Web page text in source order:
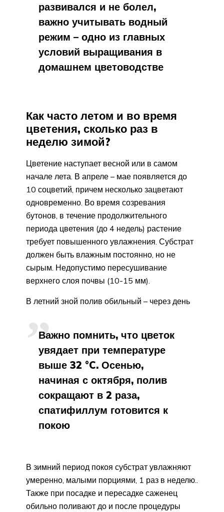
развивался и не болел,
важно учитывать водный
режим – одно из главных
условий выращивания в
домашнем цветоводстве
Как часто летом и во время
цветения, сколько раз в
неделю зимой?
Цветение наступает весной или в самом
начале лета. В апреле – мае появляется до
10 соцветий, причем несколько зацветают
одновременно. Во время созревания
бутонов, в течение продолжительного
периода цветения (до 4 недель) растение
требует повышенного увлажнения. Субстрат
должен быть влажным постоянно, но не
сырым. Недопустимо пересушивание
верхнего слоя почвы (10-15 мм).
В летний зной полив обильный – через день
Важно помнить, что цветок
увядает при температуре
выше 32 °C. Осенью,
начиная с октября, полив
сокращают в 2 раза,
спатифиллум готовится к
покою
В зимний период покоя субстрат увлажняют
умеренно, малыми порциями, 1 раз в неделю..
Также при посадке и пересадке саженец
обильно поливают до и после процедуры